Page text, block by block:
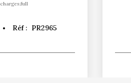
Réf : PR2965